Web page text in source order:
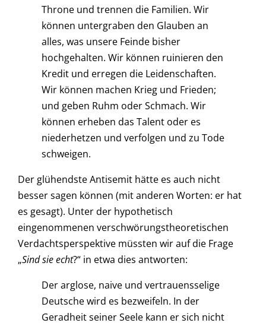
Throne und trennen die Familien. Wir
können untergraben den Glauben an
alles, was unsere Feinde bisher
hochgehalten. Wir können ruinieren den
Kredit und erregen die Leidenschaften.
Wir können machen Krieg und Frieden;
und geben Ruhm oder Schmach. Wir
können erheben das Talent oder es
niederhetzen und verfolgen und zu Tode
schweigen.
Der glühendste Antisemit hätte es auch nicht
besser sagen können (mit anderen Worten: er hat
es gesagt). Unter der hypothetisch
eingenommenen verschwörungstheoretischen
Verdachtsperspektive müssten wir auf die Frage
„Sind sie echt?“ in etwa dies antworten:
Der arglose, naive und vertrauensselige
Deutsche wird es bezweifeln. In der
Geradheit seiner Seele kann er sich nicht